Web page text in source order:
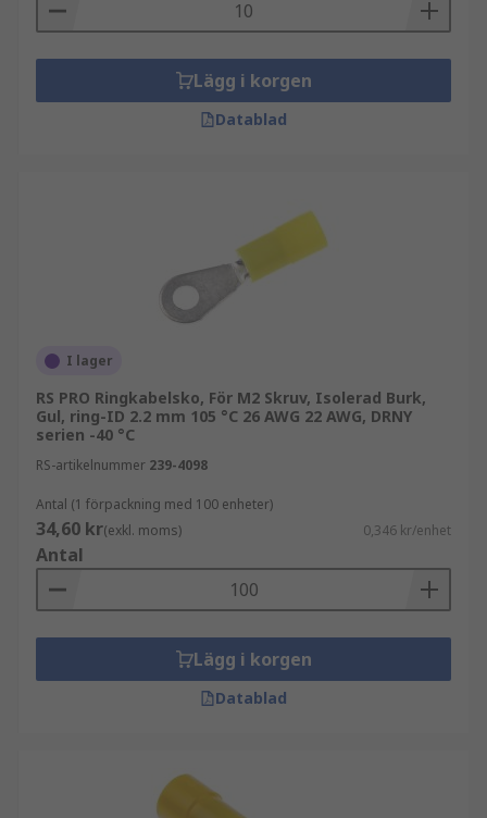
Lägg i korgen
Datablad
I lager
RS PRO Ringkabelsko, För M2 Skruv, Isolerad Burk,
Gul, ring-ID 2.2 mm 105 °C 26 AWG 22 AWG, DRNY
serien -40 °C
RS-artikelnummer 239-4098
Antal (1 förpackning med 100 enheter)
34,60 kr(exkl. moms) 0,346 kr/enhet
Antal
Lägg i korgen
Datablad